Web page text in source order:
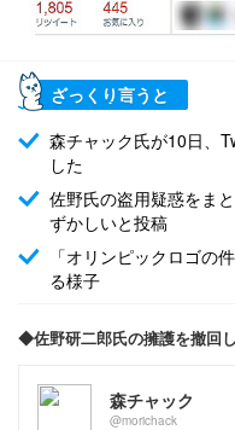
ざっくり言うと
森チャック氏が10日、
した
佐野氏の盗用疑惑をま
ずかしいと投稿
「オリンピックロゴの
る様子
◆佐野研二郎氏の擁護を撤回
森チャック
@morichack